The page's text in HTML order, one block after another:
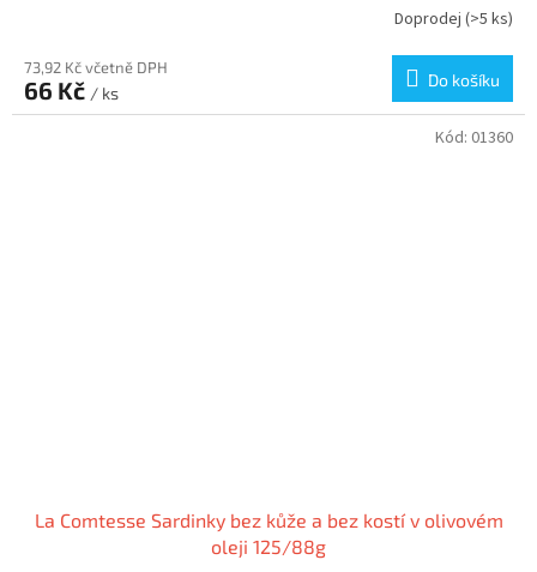
Doprodej (>5 ks)
73,92 Kč včetně DPH
66 Kč / ks
Do košíku
La Comtesse Sardinky bez kůže a bez kostí v olivovém
oleji 125/88g
Kód: 01360